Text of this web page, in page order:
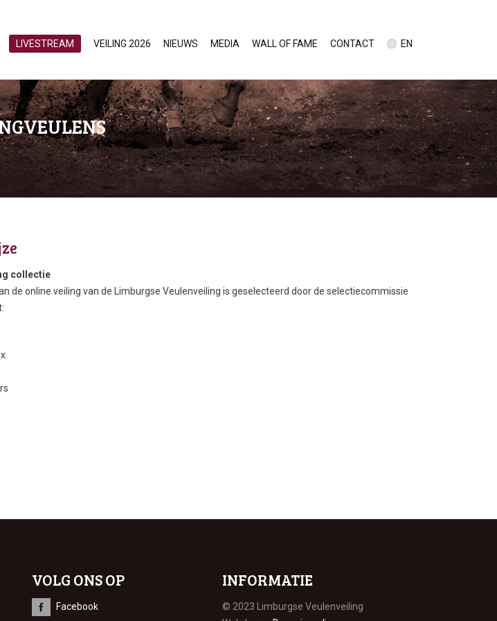
LIVESTREAM VEILING 2026 NIEUWS MEDIA WALL OF FAME CONTACT EN
collectie
de online veiling van de Limburgse Veulenveiling is geselecteerd door de selectiecommissie
VOLG ONS OP
Facebook
INFORMATIE
© 2023 Limburgse Veulenveiling